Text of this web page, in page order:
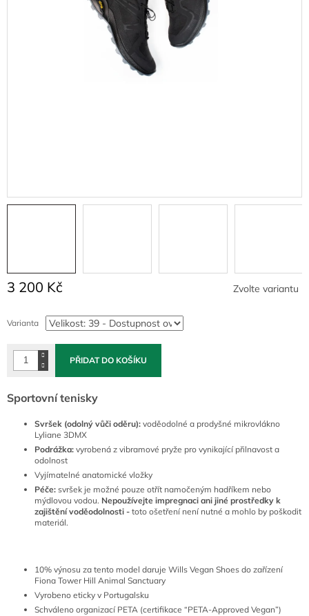
3 200 Kč
cena:
Zvolte variantu
Varianta
PŘIDAT DO KOŠÍKU
Sportovní tenisky
Svršek (odolný vůči oděru): voděodolné a prodyšné mikrovlákno
Lyliane 3DMX
Podrážka: vyrobená z vibramové pryže pro vynikající přilnavost a
odolnost
Vyjímatelné anatomické vložky
Péče: svršek je možné pouze otřít namočeným hadříkem nebo
mýdlovou vodou. Nepoužívejte impregnaci ani jiné prostředky k
zajištění voděodolnosti - toto ošetření není nutné a mohlo by poškodit
materiál.
10% výnosu za tento model daruje Wills Vegan Shoes do zařízení
Fiona Tower Hill Animal Sanctuary
Vyrobeno eticky v Portugalsku
Schváleno organizací PETA (certifikace “PETA-Approved Vegan”)